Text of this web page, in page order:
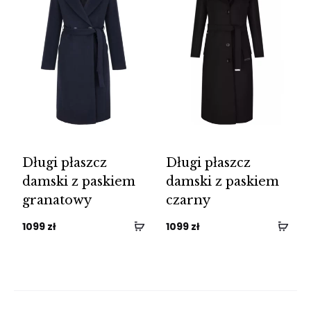
Długi płaszcz
damski z paskiem
granatowy
1099 zł
Długi płaszcz
damski z paskiem
czarny
1099 zł